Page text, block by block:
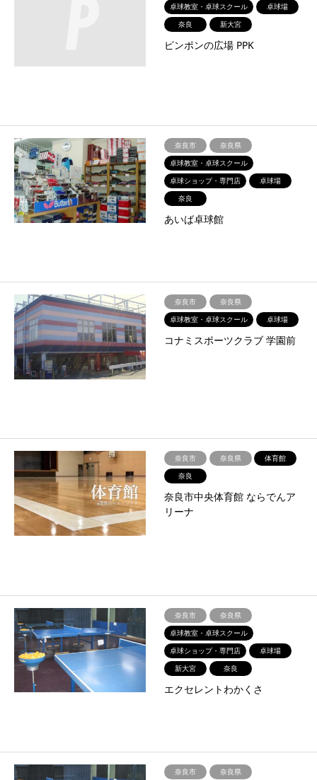
卓球教室・卓球スクール
卓球場
奈良
新大宮
ピンポンの広場 PPK
奈良市
奈良県
卓球教室・卓球スクール
卓球ショップ・専門店
卓球場
奈良
あいば卓球館
奈良市
奈良県
卓球教室・卓球スクール
卓球場
コナミスポーツクラブ 学園前
奈良市 奈良県
体育館
奈良
奈良市中央体育館 ならでんア
リーナ
奈良市
奈良県
卓球教室・卓球スクール
卓球ショップ・専門店
卓球場
新大宮
奈良
エクセレントわかくさ
奈良市
奈良県